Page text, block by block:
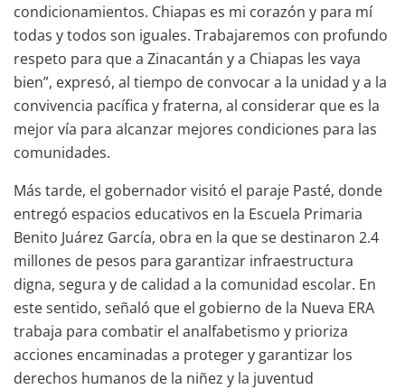
condicionamientos. Chiapas es mi corazón y para mí
todas y todos son iguales. Trabajaremos con profundo
respeto para que a Zinacantán y a Chiapas les vaya
bien”, expresó, al tiempo de convocar a la unidad y a la
convivencia pacífica y fraterna, al considerar que es la
mejor vía para alcanzar mejores condiciones para las
comunidades.
Más tarde, el gobernador visitó el paraje Pasté, donde
entregó espacios educativos en la Escuela Primaria
Benito Juárez García, obra en la que se destinaron 2.4
millones de pesos para garantizar infraestructura
digna, segura y de calidad a la comunidad escolar. En
este sentido, señaló que el gobierno de la Nueva ERA
trabaja para combatir el analfabetismo y prioriza
acciones encaminadas a proteger y garantizar los
derechos humanos de la niñez y la juventud